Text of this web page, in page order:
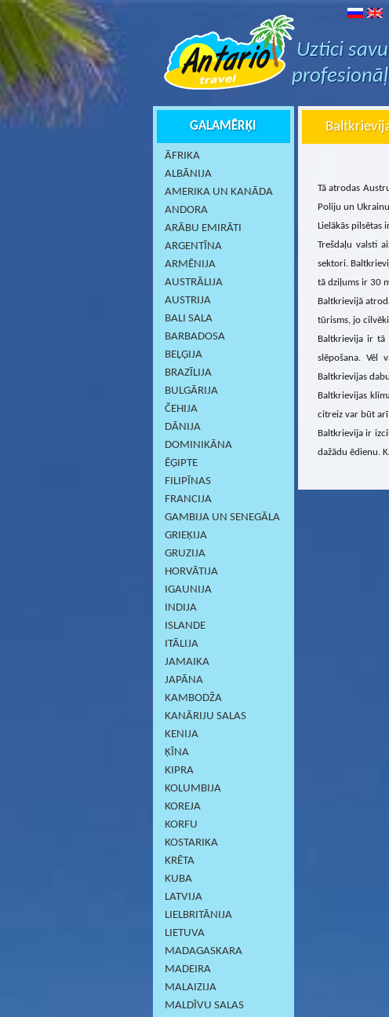
Uztici
GALAMĒRĶI
ĀFRIKA
ALBĀNIJA
AMERIKA UN KANĀDA
ANDORA
ARĀBU EMIRĀTI
ARGENTĪNA
ARMĒNIJA
AUSTRĀLIJA
AUSTRIJA
BALI SALA
BARBADOSA
BEĻĢIJA
BRAZĪLIJA
BULGĀRIJA
ČEHIJA
DĀNIJA
DOMINIKĀNA
ĒĢIPTE
FILIPĪNAS
FRANCIJA
GAMBIJA UN SENEGĀLA
GRIEĶIJA
GRUZIJA
HORVĀTIJA
IGAUNIJA
INDIJA
ISLANDE
ITĀLIJA
JAMAIKA
JAPĀNA
KAMBODŽA
KANĀRIJU SALAS
KENIJA
ĶĪNA
KIPRA
KOLUMBIJA
KOREJA
KORFU
KOSTARIKA
KRĒTA
KUBA
LATVIJA
LIELBRITĀNIJA
LIETUVA
MADAGASKARA
MADEIRA
MALAIZIJA
MALDĪVU SALAS
Tā atrodas
Poliju un
Lielākās pilsētas
Trešdaļu valsti
sektori.
tā dziļums ir 30
Baltkrievijā
tūrisms, jo
Baltkrievija ir tā
slēpošana. Vēl
Baltkrievijas
Baltkrievijas
citreiz var būt arī
Baltkrievija ir
dažādu ēdienu.